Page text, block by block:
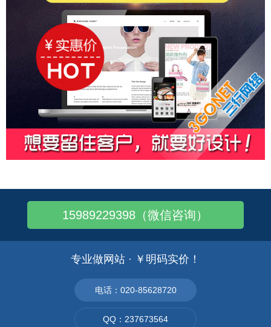
15989229398（微信咨询）
专业做网站 · ￥明码实价！
电话：020-85628720
QQ：237673564